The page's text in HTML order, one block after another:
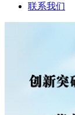
联系我们